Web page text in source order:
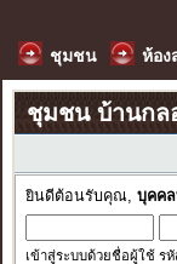
ชุมชน ห้อง
ชุมชน บ้านกล
ยินดีต้อนรับคุณ, บุคคล
เข้าสู่ระบบด้วยชื่อผู้ใช้ ร